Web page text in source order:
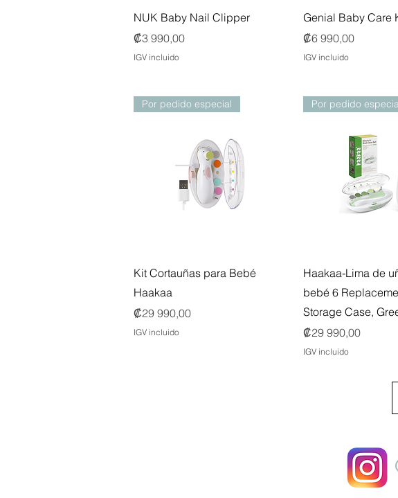
Vista rápida
NUK Baby Nail Clipper
Precio
₡3 990,00
IGV incluido
Vista
Genial Baby Care
Precio
₡6 990,00
IGV incluido
Vista rápida
Por pedido especial
Kit Cortauñas para Bebé
Haakaa
Precio
₡29 990,00
IGV incluido
Vista
Por pedido
Haakaa-Lima de
bebé 6
Storage Case,
Precio
₡29 990,00
IGV incluido